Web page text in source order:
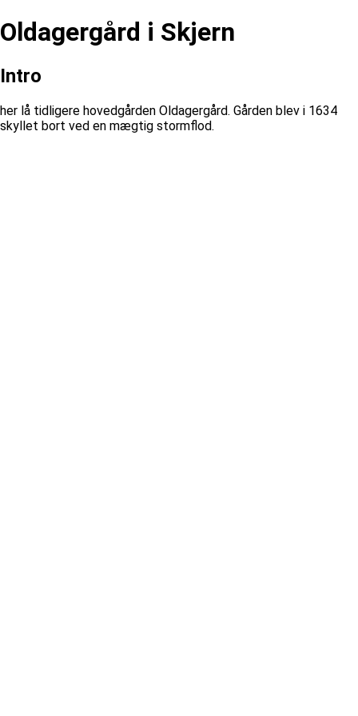
Oldagergård i Skjern
Intro
her lå tidligere hovedgården Oldagergård. Gården blev i 1634
skyllet bort ved en mægtig stormflod.